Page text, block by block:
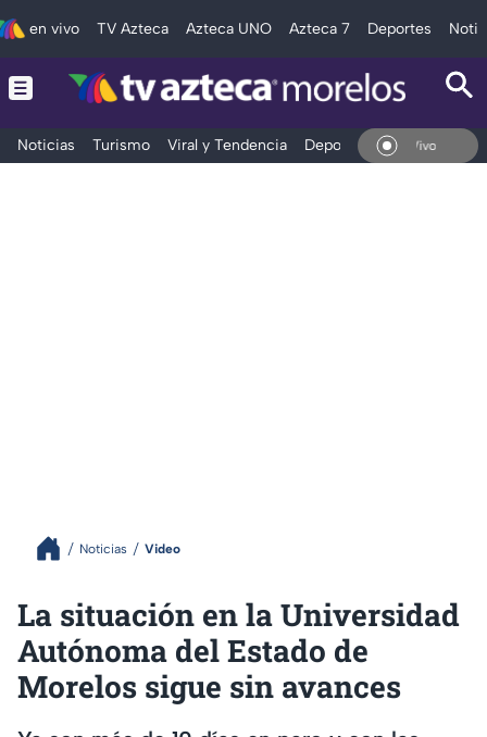
en vivo TV Azteca Azteca UNO Azteca 7 Deportes
Noticias Turismo Viral y Tendencia Deportes Espectáculos
En Vivo
Noticias Video
La situación en la Universidad
Autónoma del Estado de
Morelos sigue sin avances